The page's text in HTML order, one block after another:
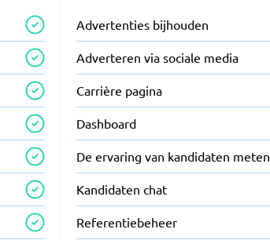
Advertenties bijhouden
Adverteren via sociale media
Carrière pagina
Dashboard
De ervaring van kandidaten meten
Kandidaten chat
Referentiebeheer